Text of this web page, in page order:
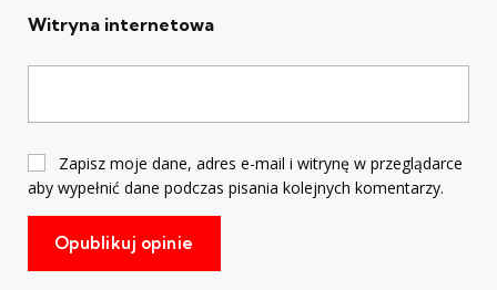
Witryna internetowa
Zapisz moje dane, adres e-mail i witrynę w przeglądarce
aby wypełnić dane podczas pisania kolejnych komentarzy.